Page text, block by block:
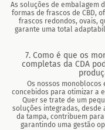
As soluções de embalagem
formas de frascos de CBD,
frascos redondos, ovais,
garante uma total
7. Como é que os
completas da CDA
Os nossos
concebidos para otimizar a
Quer se trate de um
soluções integradas,
da tampa, contribuem
garantindo uma gestão